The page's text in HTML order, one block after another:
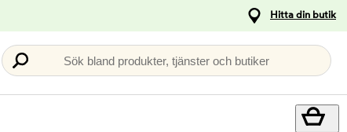
Hitta din butik
Sök bland produkter, tjänster och butiker